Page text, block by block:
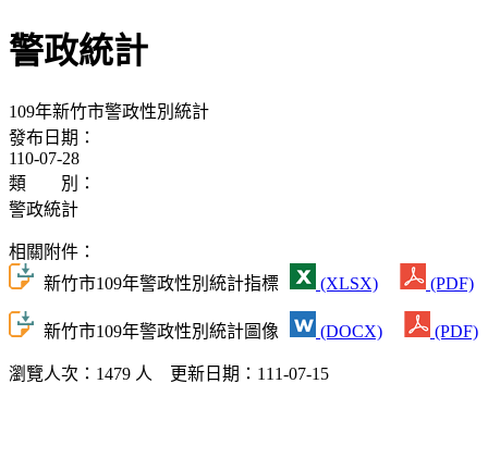
警政統計
109年新竹市警政性別統計
發布日期：
110-07-28
類 別：
警政統計
相關附件：
新竹市109年警政性別統計指標
(XLSX) (PDF)
新竹市109年警政性別統計圖像 (DOCX) (PDF)
瀏覽人次：1479 人 更新日期：111-07-15